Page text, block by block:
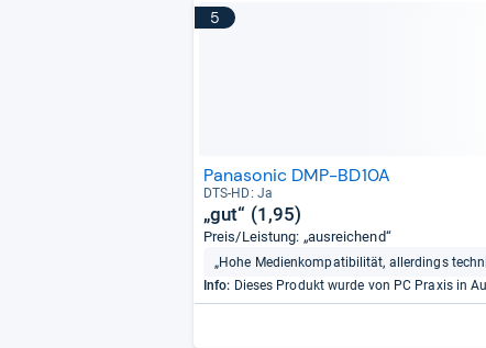
5
Panasonic DMP-BD10A
DTS-​HD: Ja
„gut“ (1,95)
Preis/Leistung: „ausreichend“
„Hohe Medienkompatibilität, allerdings
Info: Dieses Produkt wurde von PC Praxis in